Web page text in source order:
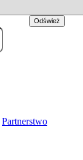
Odśwież
Partnerstwo